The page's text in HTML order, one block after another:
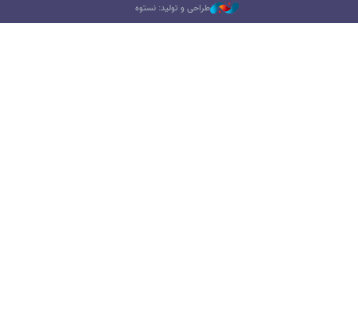
طراحی و تولید: نستوه